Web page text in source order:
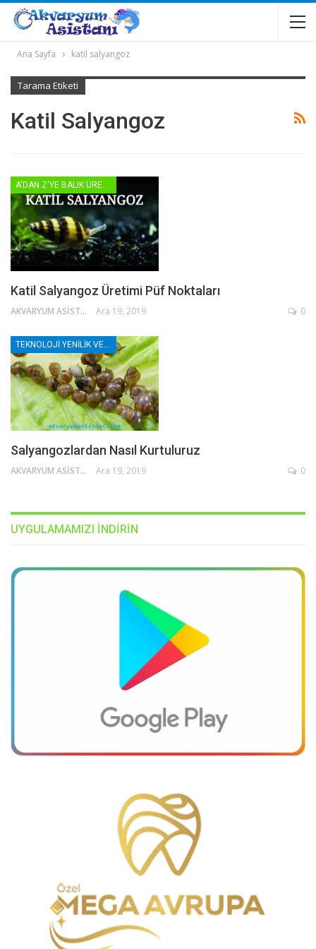
Ana Sayfa katil salyangoz
Tarama Etiketi
Katil Salyangoz
Katil Salyangoz Üretimi Püf Noktaları
AKVARYUM ASISTANI Ara 19, 2019 0
TEKNOLOJI YENILIK VE DIY
Salyangozlardan Nasıl Kurtuluruz
AKVARYUM ASISTANI Ara 19, 2019 0
UYGULAMAMIZI INDIRIN